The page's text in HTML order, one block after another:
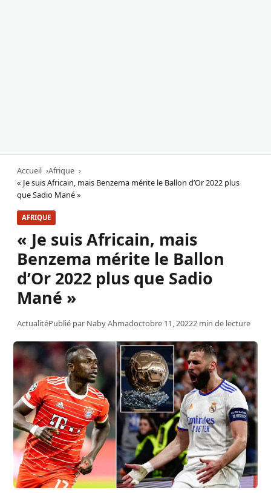
Accueil
Afrique
« Je suis Africain, mais Benzema mérite le Ballon d’Or 2022 plus
que Sadio Mané »
AFRIQUE
« Je suis Africain, mais
Benzema mérite le Ballon
d’Or 2022 plus que Sadio
Mané »
ActualitéPublié par Naby Ahmadoctobre 11, 20222 min de lecture